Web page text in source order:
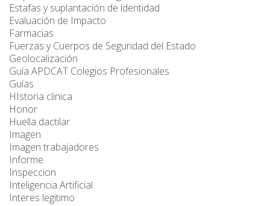
Estafas y suplantación de identidad
Evaluación de Impacto
Farmacias
Fuerzas y Cuerpos de Seguridad del Estado
Geolocalización
Guía APDCAT Colegios Profesionales
Guías
HIstoria clinica
Honor
Huella dactilar
Imagen
Imagen trabajadores
Informe
Inspeccion
Inteligencia Artificial
Interes legitimo